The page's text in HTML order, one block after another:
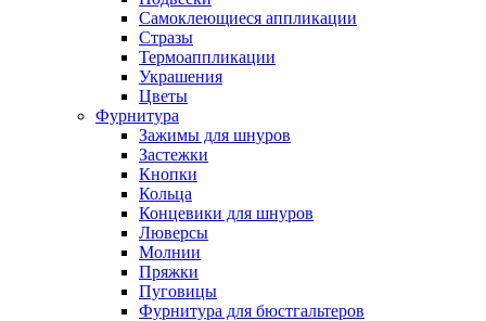
Самоклеющиеся аппликации
Стразы
Термоаппликации
Украшения
Цветы
Фурнитура
Зажимы для шнуров
Застежки
Кнопки
Кольца
Концевики для шнуров
Люверсы
Молнии
Пряжки
Пуговицы
Фурнитура для бюстгальтеров